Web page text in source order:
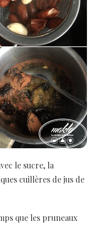
le sucre, la
cuillères de jus de
que les pruneaux